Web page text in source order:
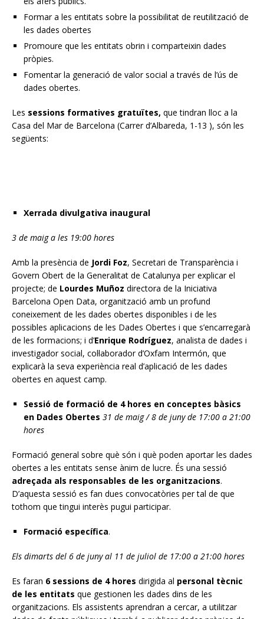
Formar a les entitats sobre la possibilitat de reutilització de
les dades obertes
Promoure que les entitats obrin i comparteixin dades
pròpies.
Fomentar la generació de valor social a través de l’ús de
dades obertes.
Les sessions formatives gratuïtes, que tindran lloc a la
Casa del Mar de Barcelona (Carrer d’Albareda, 1-13 ), són les
següents:
Xerrada divulgativa inaugural
3 de maig a les 19:00 hores
Amb la presència de Jordi Foz, Secretari de Transparència i
Govern Obert de la Generalitat de Catalunya per explicar el
projecte; de Lourdes Muñoz directora de la Iniciativa
Barcelona Open Data, organització amb un profund
coneixement de les dades obertes disponibles i de les
possibles aplicacions de les Dades Obertes i que s’encarregarà
de les formacions; i d’Enrique Rodríguez, analista de dades i
investigador social, col·laborador d’Oxfam Intermón, que
explicarà la seva experiència real d’aplicació de les dades
obertes en aquest camp.
Sessió de formació de 4 hores en conceptes bàsics
en Dades Obertes 31 de maig / 8 de juny de 17:00 a 21:00
hores
Formació general sobre què són i què poden aportar les dades
obertes a les entitats sense ànim de lucre. És una sessió
adreçada als responsables de les organitzacions.
D’aquesta sessió es fan dues convocatòries per tal de que
tothom que tingui interès pugui participar.
Formació específica.
Els dimarts del 6 de juny al 11 de juliol de 17:00 a 21:00 hores
Es faran 6 sessions de 4 hores dirigida al personal tècnic
de les entitats que gestionen les dades dins de les
organitzacions. Els assistents aprendran a cercar, a utilitzar